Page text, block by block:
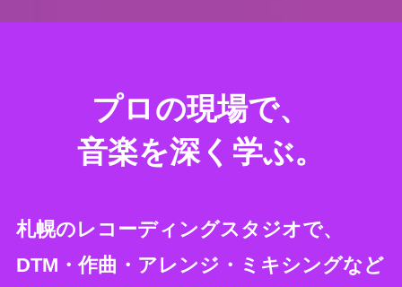
プロの現場で、
音楽を深く学ぶ。
札幌のレコーディングスタジオで、
DTM・作曲・アレンジ・ミキシングなど